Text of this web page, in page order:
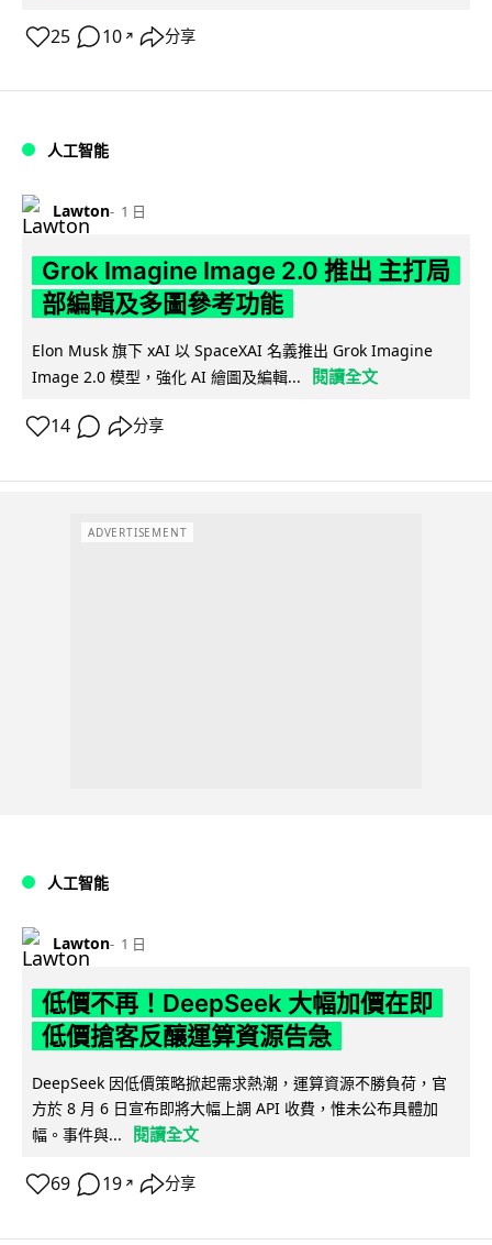
25 10 ↗ 分享
人工智能
Lawton 1 日
Grok Imagine Image 2.0 推出 主打局
部編輯及多圖參考功能
Elon Musk 旗下 xAI 以 SpaceXAI 名義推出 Grok Imagine
Image 2.0 模型，強化 AI 繪圖及編輯...
閱讀全文
14 分享
ADVERTISEMENT
人工智能
Lawton 1 日
低價不再！DeepSeek 大幅加價在即
低價搶客反釀運算資源告急
DeepSeek 因低價策略掀起需求熱潮，運算資源不勝負荷，官
方於 8 月 6 日宣布即將大幅上調 API 收費，惟未公布具體加
幅。事件與...
閱讀全文
69 19 ↗ 分享